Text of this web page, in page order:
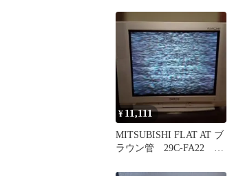
¥ 11,111
MITSUBISHI FLAT AT ブ
ラウン管 29C-FA22